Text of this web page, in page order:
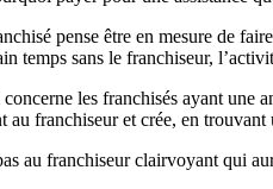
pense être en mesure de
temps sans le franchiseur,
les franchisés ayant
au franchiseur et crée, en
au franchiseur clairvoyant qui